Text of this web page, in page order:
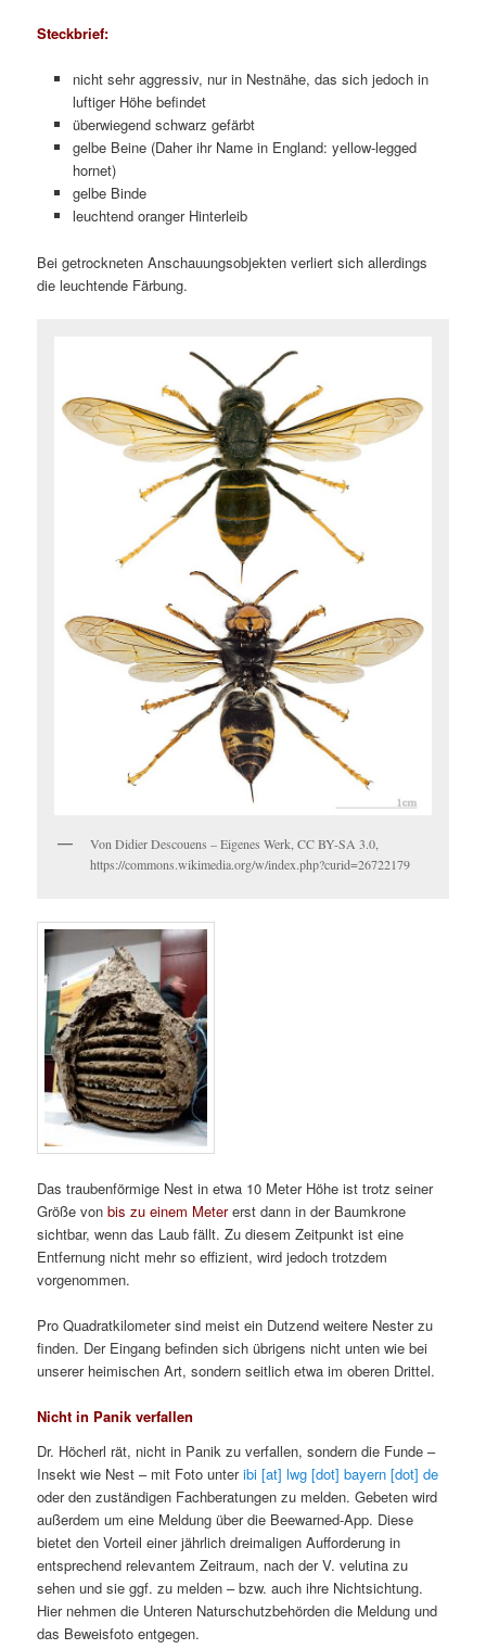
Steckbrief:
nicht sehr aggressiv, nur in Nestnähe, das sich jedoch in
luftiger Höhe befindet
überwiegend schwarz gefärbt
gelbe Beine (Daher ihr Name in England: yellow-legged
hornet)
gelbe Binde
leuchtend oranger Hinterleib
Bei getrockneten Anschauungsobjekten verliert sich allerdings
die leuchtende Färbung.
Von Didier Descouens – Eigenes Werk, CC BY-SA 3.0,
https://commons.wikimedia.org/w/index.php?curid=26722179
Das traubenförmige Nest in etwa 10 Meter Höhe ist trotz seiner
Größe vonbis zu einem Metererst dann in der Baumkrone
sichtbar, wenn das Laub fällt. Zu diesem Zeitpunkt ist eine
Entfernung nicht mehr so effizient, wird jedoch trotzdem
vorgenommen.
Pro Quadratkilometer sind meist ein Dutzend weitere Nester zu
finden. Der Eingang befinden sich übrigens nicht unten wie bei
unserer heimischen Art, sondern seitlich etwa im oberen Drittel.
Nicht in Panik verfallen
Dr. Höcherl rät, nicht in Panik zu verfallen, sondern die Funde –
Insekt wie Nest – mit Foto unteribi [at] lwg [dot] bayern [dot] de
oder den zuständigen Fachberatungen zu melden. Gebeten wird
außerdem um eine Meldung über die Beewarned-App. Diese
bietet den Vorteil einer jährlich dreimaligen Aufforderung in
entsprechend relevantem Zeitraum, nach der V. velutina zu
sehen und sie ggf. zu melden – bzw. auch ihre Nichtsichtung.
Hier nehmen die Unteren Naturschutzbehörden die Meldung und
das Beweisfoto entgegen.